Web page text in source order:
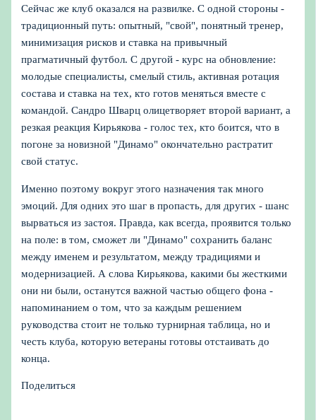
Сейчас же клуб оказался на развилке. С одной стороны -
традиционный путь: опытный, "свой", понятный тренер,
минимизация рисков и ставка на привычный
прагматичный футбол. С другой - курс на обновление:
молодые специалисты, смелый стиль, активная ротация
состава и ставка на тех, кто готов меняться вместе с
командой. Сандро Шварц олицетворяет второй вариант, а
резкая реакция Кирьякова - голос тех, кто боится, что в
погоне за новизной "Динамо" окончательно растратит
свой статус.
Именно поэтому вокруг этого назначения так много
эмоций. Для одних это шаг в пропасть, для других - шанс
вырваться из застоя. Правда, как всегда, проявится только
на поле: в том, сможет ли "Динамо" сохранить баланс
между именем и результатом, между традициями и
модернизацией. А слова Кирьякова, какими бы жесткими
они ни были, останутся важной частью общего фона -
напоминанием о том, что за каждым решением
руководства стоит не только турнирная таблица, но и
честь клуба, которую ветераны готовы отстаивать до
конца.
Поделиться